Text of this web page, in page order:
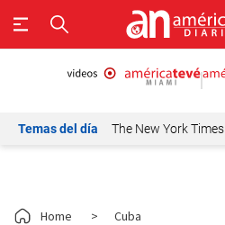
Temas del día The New York Times
Home > Cuba